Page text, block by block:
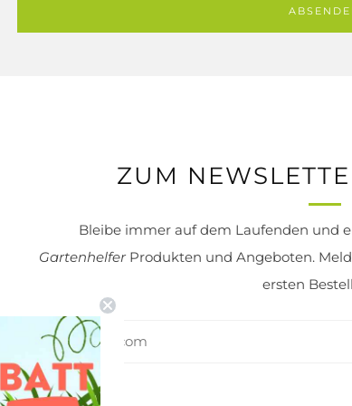
ZUM
Bleibe immer auf dem Laufenden und
GartenhelferProdukten und Angeboten.
ersten